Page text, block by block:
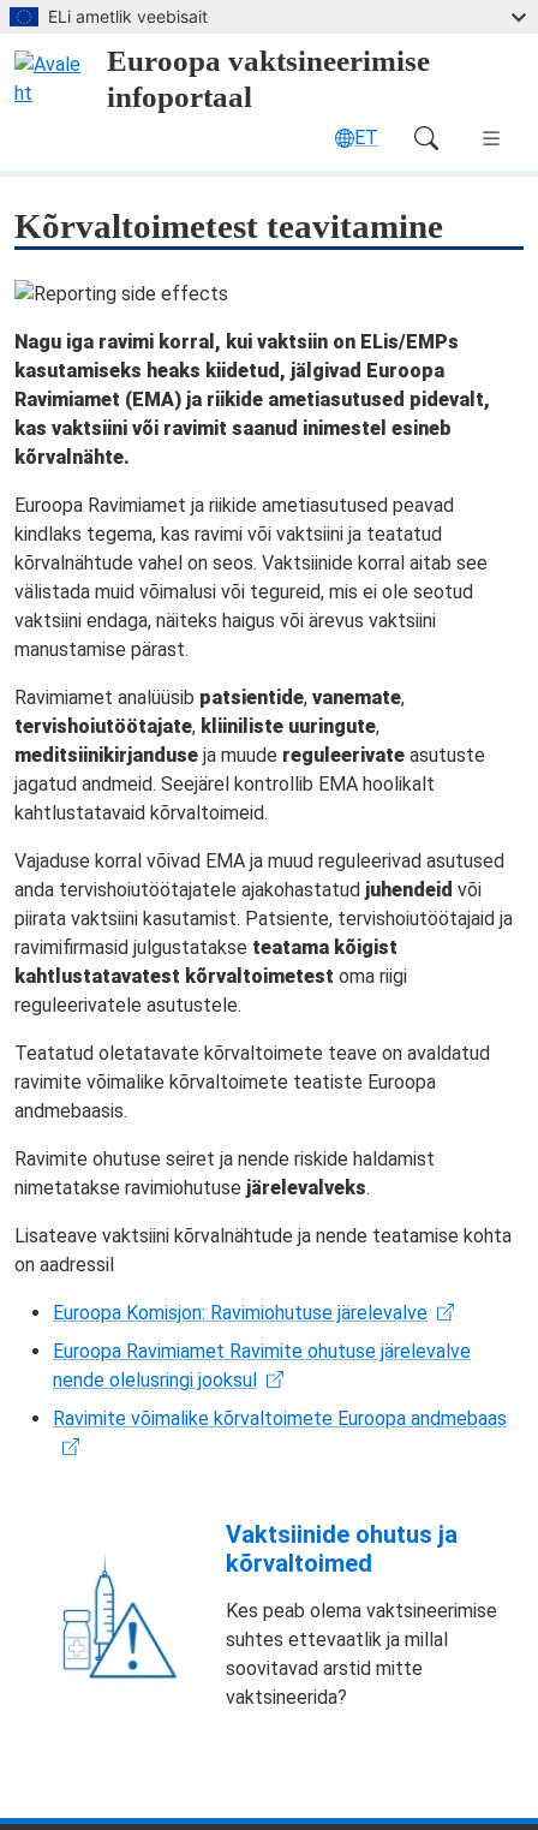
ELi ametlik veebisait
Euroopa vaktsineerimise
infoportaal
ET
Main Navigation (desktop)
Kõrvaltoimetest teavitamine
Nagu iga ravimi korral, kui vaktsiin on ELis/EMPs
kasutamiseks heaks kiidetud, jälgivad Euroopa
Ravimiamet (EMA) ja riikide ametiasutused pidevalt,
kas vaktsiini või ravimit saanud inimestel esineb
kõrvalnähte.
Euroopa Ravimiamet ja riikide ametiasutused peavad
kindlaks tegema, kas ravimi või vaktsiini ja teatatud
kõrvalnähtude vahel on seos. Vaktsiinide korral aitab see
välistada muid võimalusi või tegureid, mis ei ole seotud
vaktsiini endaga, näiteks haigus või ärevus vaktsiini
manustamise pärast.
Ravimiamet analüüsib patsientide, vanemate,
tervishoiutöötajate, kliiniliste uuringute,
meditsiinikirjanduse ja muude reguleerivate asutuste
jagatud andmeid. Seejärel kontrollib EMA hoolikalt
kahtlustatavaid kõrvaltoimeid.
Vajaduse korral võivad EMA ja muud reguleerivad asutused
anda tervishoiutöötajatele ajakohastatud juhendeid või
piirata vaktsiini kasutamist. Patsiente, tervishoiutöötajaid ja
ravimifirmasid julgustatakse teatama kõigist
kahtlustatavatest kõrvaltoimetest oma riigi
reguleerivatele asutustele.
Teatatud oletatavate kõrvaltoimete teave on avaldatud
ravimite võimalike kõrvaltoimete teatiste Euroopa
andmebaasis.
Ravimite ohutuse seiret ja nende riskide haldamist
nimetatakse ravimiohutuse järelevalveks.
Lisateave vaktsiini kõrvalnähtude ja nende teatamise kohta
on aadressil
Euroopa Komisjon: Ravimiohutuse järelevalve
Euroopa Ravimiamet Ravimite ohutuse järelevalve
nende olelusringi jooksul
Ravimite võimalike kõrvaltoimete Euroopa andmebaas
Vaktsiinide ohutus ja
kõrvaltoimed
Kes peab olema vaktsineerimise
suhtes ettevaatlik ja millal
soovitavad arstid mitte
vaktsineerida?